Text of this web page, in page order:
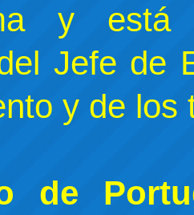
y
Jefe de
y de los
de